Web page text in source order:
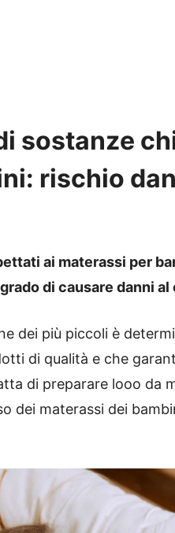
sostanze
rischio
ai materassi per
di causare danni al
dei più piccoli è
di qualità e che
di preparare looo da
dei materassi dei